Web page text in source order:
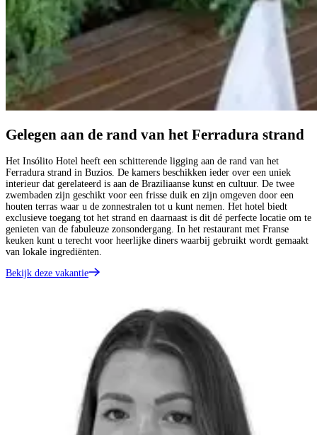
Gelegen aan de rand van het Ferradura strand
Het Insólito Hotel heeft een schitterende ligging aan de rand van het
Ferradura strand in Buzios. De kamers beschikken ieder over een uniek
interieur dat gerelateerd is aan de Braziliaanse kunst en cultuur. De twee
zwembaden zijn geschikt voor een frisse duik en zijn omgeven door een
houten terras waar u de zonnestralen tot u kunt nemen. Het hotel biedt
exclusieve toegang tot het strand en daarnaast is dit dé perfecte locatie om te
genieten van de fabuleuze zonsondergang. In het restaurant met Franse
keuken kunt u terecht voor heerlijke diners waarbij gebruikt wordt gemaakt
van lokale ingrediënten.
Bekijk deze vakantie